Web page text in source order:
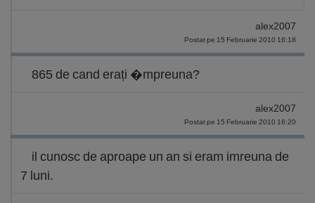
alex2007
Postat pe 15 Februarie 2010 16:18
865 de cand erați �mpreuna?
alex2007
Postat pe 15 Februarie 2010 16:20
il cunosc de aproape un an si eram imreuna de
7 luni.